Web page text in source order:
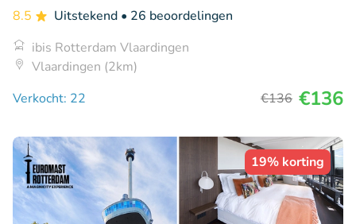
8.5 Uitstekend • 26 beoordelingen
ibis Rotterdam Vlaardingen
Vlaardingen (2km)
Verkocht: 22
€136 €136
19% korting